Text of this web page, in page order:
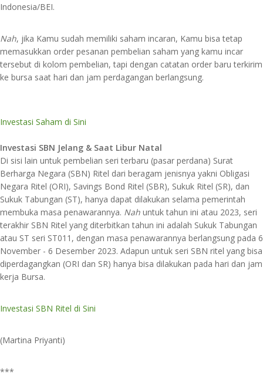
Indonesia/BEI.
Nah, jika Kamu sudah memiliki saham incaran, Kamu bisa tetap
memasukkan order pesanan pembelian saham yang kamu incar
tersebut di kolom pembelian, tapi dengan catatan order baru terkirim
ke bursa saat hari dan jam perdagangan berlangsung.
Investasi Saham di Sini
Investasi SBN Jelang & Saat Libur Natal
Di sisi lain untuk pembelian seri terbaru (pasar perdana) Surat
Berharga Negara (SBN) Ritel dari beragam jenisnya yakni Obligasi
Negara Ritel (ORI), Savings Bond Ritel (SBR), Sukuk Ritel (SR), dan
Sukuk Tabungan (ST), hanya dapat dilakukan selama pemerintah
membuka masa penawarannya. Nah untuk tahun ini atau 2023, seri
terakhir SBN Ritel yang diterbitkan tahun ini adalah Sukuk Tabungan
atau ST seri ST011, dengan masa penawarannya berlangsung pada 6
November - 6 Desember 2023. Adapun untuk seri SBN ritel yang bisa
diperdagangkan (ORI dan SR) hanya bisa dilakukan pada hari dan jam
kerja Bursa.
Investasi SBN Ritel di Sini
(Martina Priyanti)
***